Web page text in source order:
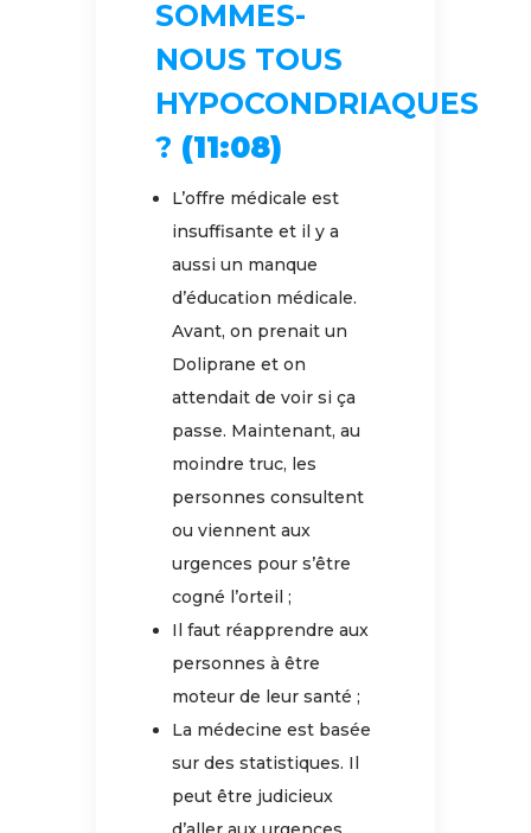
SOMMES-
NOUS TOUS
HYPOCONDRIAQUES
? (11:08)
L’offre médicale est
insuffisante et il y a
aussi un manque
d’éducation médicale.
Avant, on prenait un
Doliprane et on
attendait de voir si ça
passe. Maintenant, au
moindre truc, les
personnes consultent
ou viennent aux
urgences pour s’être
cogné l’orteil ;
Il faut réapprendre aux
personnes à être
moteur de leur santé ;
La médecine est basée
sur des statistiques. Il
peut être judicieux